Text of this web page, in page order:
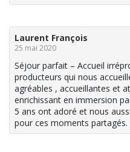
Laurent François
25 mai 2020
Séjour parfait – Accueil
producteurs qui nous
agréables , accueillantes et
enrichissant en immersion
5 ans ont adoré et nous
pour ces moments partagés.